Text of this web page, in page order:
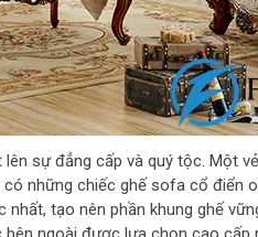
sự đẳng cấp và quý tộc. Một
những chiếc ghế sofa cổ điển
tạo nên phần khung ghế